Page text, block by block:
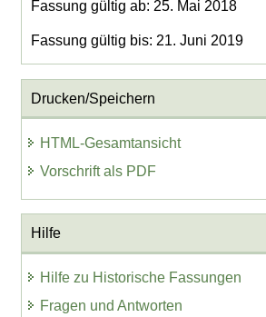
Fassung gültig ab: 25. Mai 2018
Fassung gültig bis: 21. Juni 2019
Drucken/Speichern
HTML-Gesamtansicht
Vorschrift als PDF
Hilfe
Hilfe zu Historische Fassungen
Fragen und Antworten